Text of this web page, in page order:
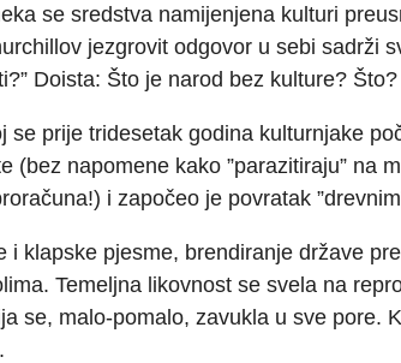
se sredstva namijenjena kulturi
jezgrovit odgovor u sebi sadrži
Doista: Što je narod bez kulture? Što?
se prije tridesetak godina kulturnjake
(bez napomene kako ”parazitiraju” na
i započeo je povratak
i klapske pjesme, brendiranje države
Temeljna likovnost se svela na
se, malo-pomalo, zavukla u sve pore.